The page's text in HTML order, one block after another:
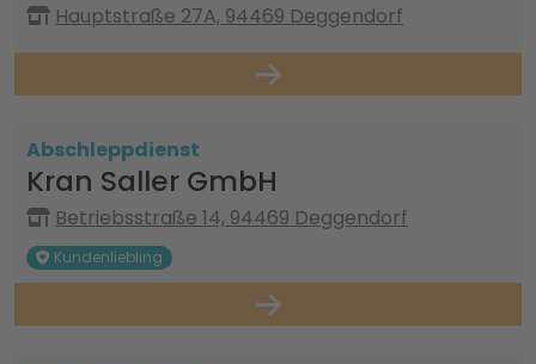
Hauptstraße 27A, 94469 Deggendorf
Abschleppdienst
Kran Saller GmbH
Betriebsstraße 14, 94469 Deggendorf
Kundenliebling